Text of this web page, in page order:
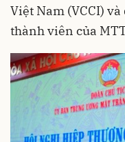
Việt Nam (VCCI)
thành viên của